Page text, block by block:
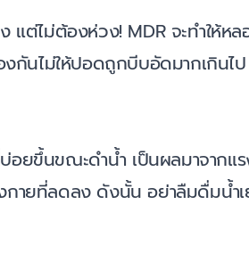
แต่ไม่ต้องห่วง! MDR จะทำให้ห
กันไม่ให้ปอดถูกบีบอัดมากเกินไป
บ่อยขึ้นขณะดำน้ำ เป็นผลมาจากแ
ายที่ลดลง ดังนั้น อย่าลืมดื่มน้ำเ